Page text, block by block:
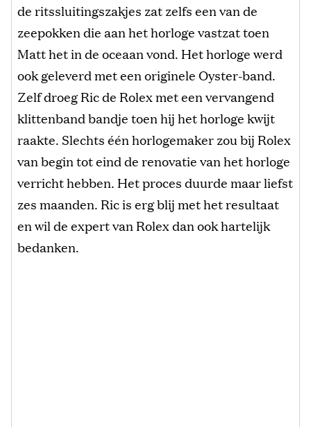
de ritssluitingszakjes zat zelfs een van de
zeepokken die aan het horloge vastzat toen
Matt het in de oceaan vond. Het horloge werd
ook geleverd met een originele Oyster-band.
Zelf droeg Ric de Rolex met een vervangend
klittenband bandje toen hij het horloge kwijt
raakte. Slechts één horlogemaker zou bij Rolex
van begin tot eind de renovatie van het horloge
verricht hebben. Het proces duurde maar liefst
zes maanden. Ric is erg blij met het resultaat
en wil de expert van Rolex dan ook hartelijk
bedanken.